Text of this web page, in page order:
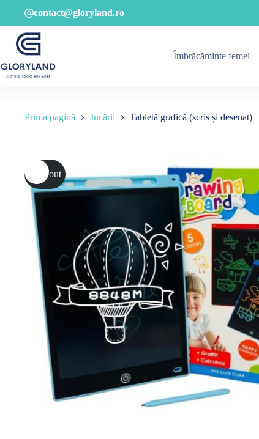
conținut
contact@gloryland.ro
Îmbrăcăminte femei
Prima pagină Jucării Tabletă grafică (scris și desenat)
Sold out